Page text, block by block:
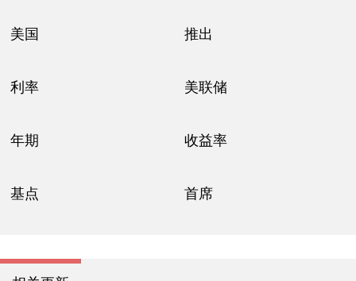
美国 推出
利率 美联储
年期 收益率
基点 首席